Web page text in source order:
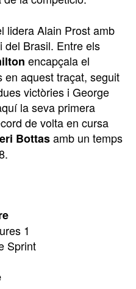
lidera Alain Prost amb
del Brasil. Entre els
encapçala el
en aquest traçat, seguit
victòries i George
la seva primera
de volta en cursa
Bottasamb un temps
1
Sprint